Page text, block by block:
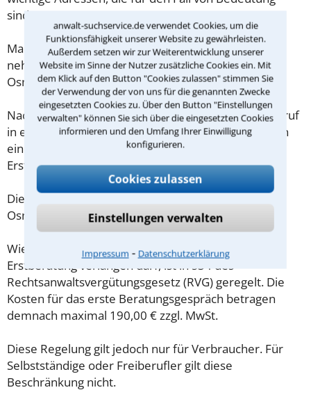
anwalt-suchservice.de verwendet Cookies, um die
Funktionsfähigkeit unserer Website zu gewährleisten.
Außerdem setzen wir zur Weiterentwicklung unserer
Website im Sinne der Nutzer zusätzliche Cookies ein. Mit
dem Klick auf den Button "Cookies zulassen" stimmen Sie
der Verwendung der von uns für die genannten Zwecke
eingesetzten Cookies zu. Über den Button "Einstellungen
verwalten" können Sie sich über die eingesetzten Cookies
informieren und den Umfang Ihrer Einwilligung
konfigurieren.
Cookies zulassen
Einstellungen verwalten
Impressum ⁃ Datenschutzerklärung
sind?
Machen Sie sich vorab schriftliche Notizen und
nehmen Sie diese zum Beratungsgespräch in
Osnabrück mit.
Nachdem Sie über das Kontaktformular einen Rückruf
in einer Kanzlei angefordert haben, stellen wir Ihnen
eine Checkliste zur Verfügung, mit der Sie das
Erstgespräch ausreichend vorbereiten können.
Die Kosten eines Anwalts für üble Nachrede in
Osnabrück sind oft geringer als gedacht!
Wieviel ein Rechtsanwalt in Osnabrück für eine
Erstberatung verlangen darf, ist in §34 des
Rechtsanwaltsvergütungsgesetz (RVG) geregelt. Die
Kosten für das erste Beratungsgespräch betragen
demnach maximal 190,00 € zzgl. MwSt.
Diese Regelung gilt jedoch nur für Verbraucher. Für
Selbstständige oder Freiberufler gilt diese
Beschränkung nicht.